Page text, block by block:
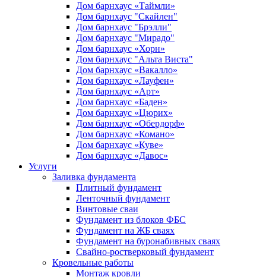
Дом барнхаус «Таймли»
Дом барнхаус "Скайлен"
Дом барнхаус "Брэлли"
Дом барнхаус "Мирадо"
Дом барнхаус «Хорн»
Дом барнхаус "Альта Виста"
Дом барнхаус «Вакалло»
Дом барнхаус «Лауфен»
Дом барнхаус «Арт»
Дом барнхаус «Баден»
Дом барнхаус «Цюрих»
Дом барнхаус «Обердорф»
Дом барнхаус «Комано»
Дом барнхаус «Куве»
Дом барнхаус «Давос»
Услуги
Заливка фундамента
Плитный фундамент
Ленточный фундамент
Винтовые сваи
Фундамент из блоков ФБС
Фундамент на ЖБ сваях
Фундамент на буронабивных сваях
Свайно-ростверковый фундамент
Кровельные работы
Монтаж кровли